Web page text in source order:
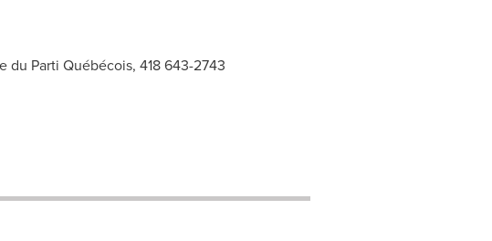
Parti Québécois, 418 643-2743